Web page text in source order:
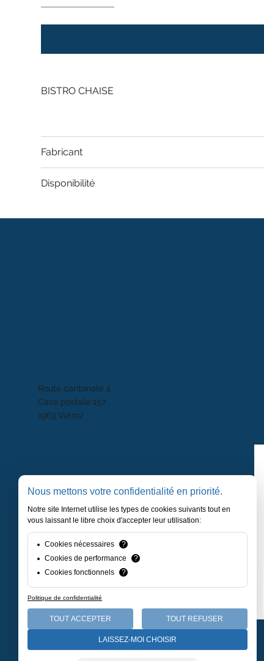
BISTRO CHAISE
Fabricant
Disponibilité
Route cantonale 4
Case postale 157
1963 Vétroz
Nous mettons votre confidentialité en priorité.
Notre site Internet utilise les types de cookies suivants tout en
vous laissant le libre choix d'accepter leur utilisation:
Cookies nécessaires
?
Cookies de performance
?
Cookies fonctionnels
?
Politique de confidentialité
TOUT ACCEPTER TOUT REFUSER
LAISSEZ-MOI CHOISIR